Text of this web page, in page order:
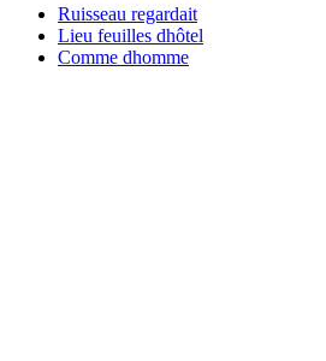
Ruisseau regardait
Lieu feuilles dhôtel
Comme dhomme